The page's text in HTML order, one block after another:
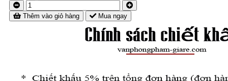
Thêm vào giỏ hàng Mua ngay